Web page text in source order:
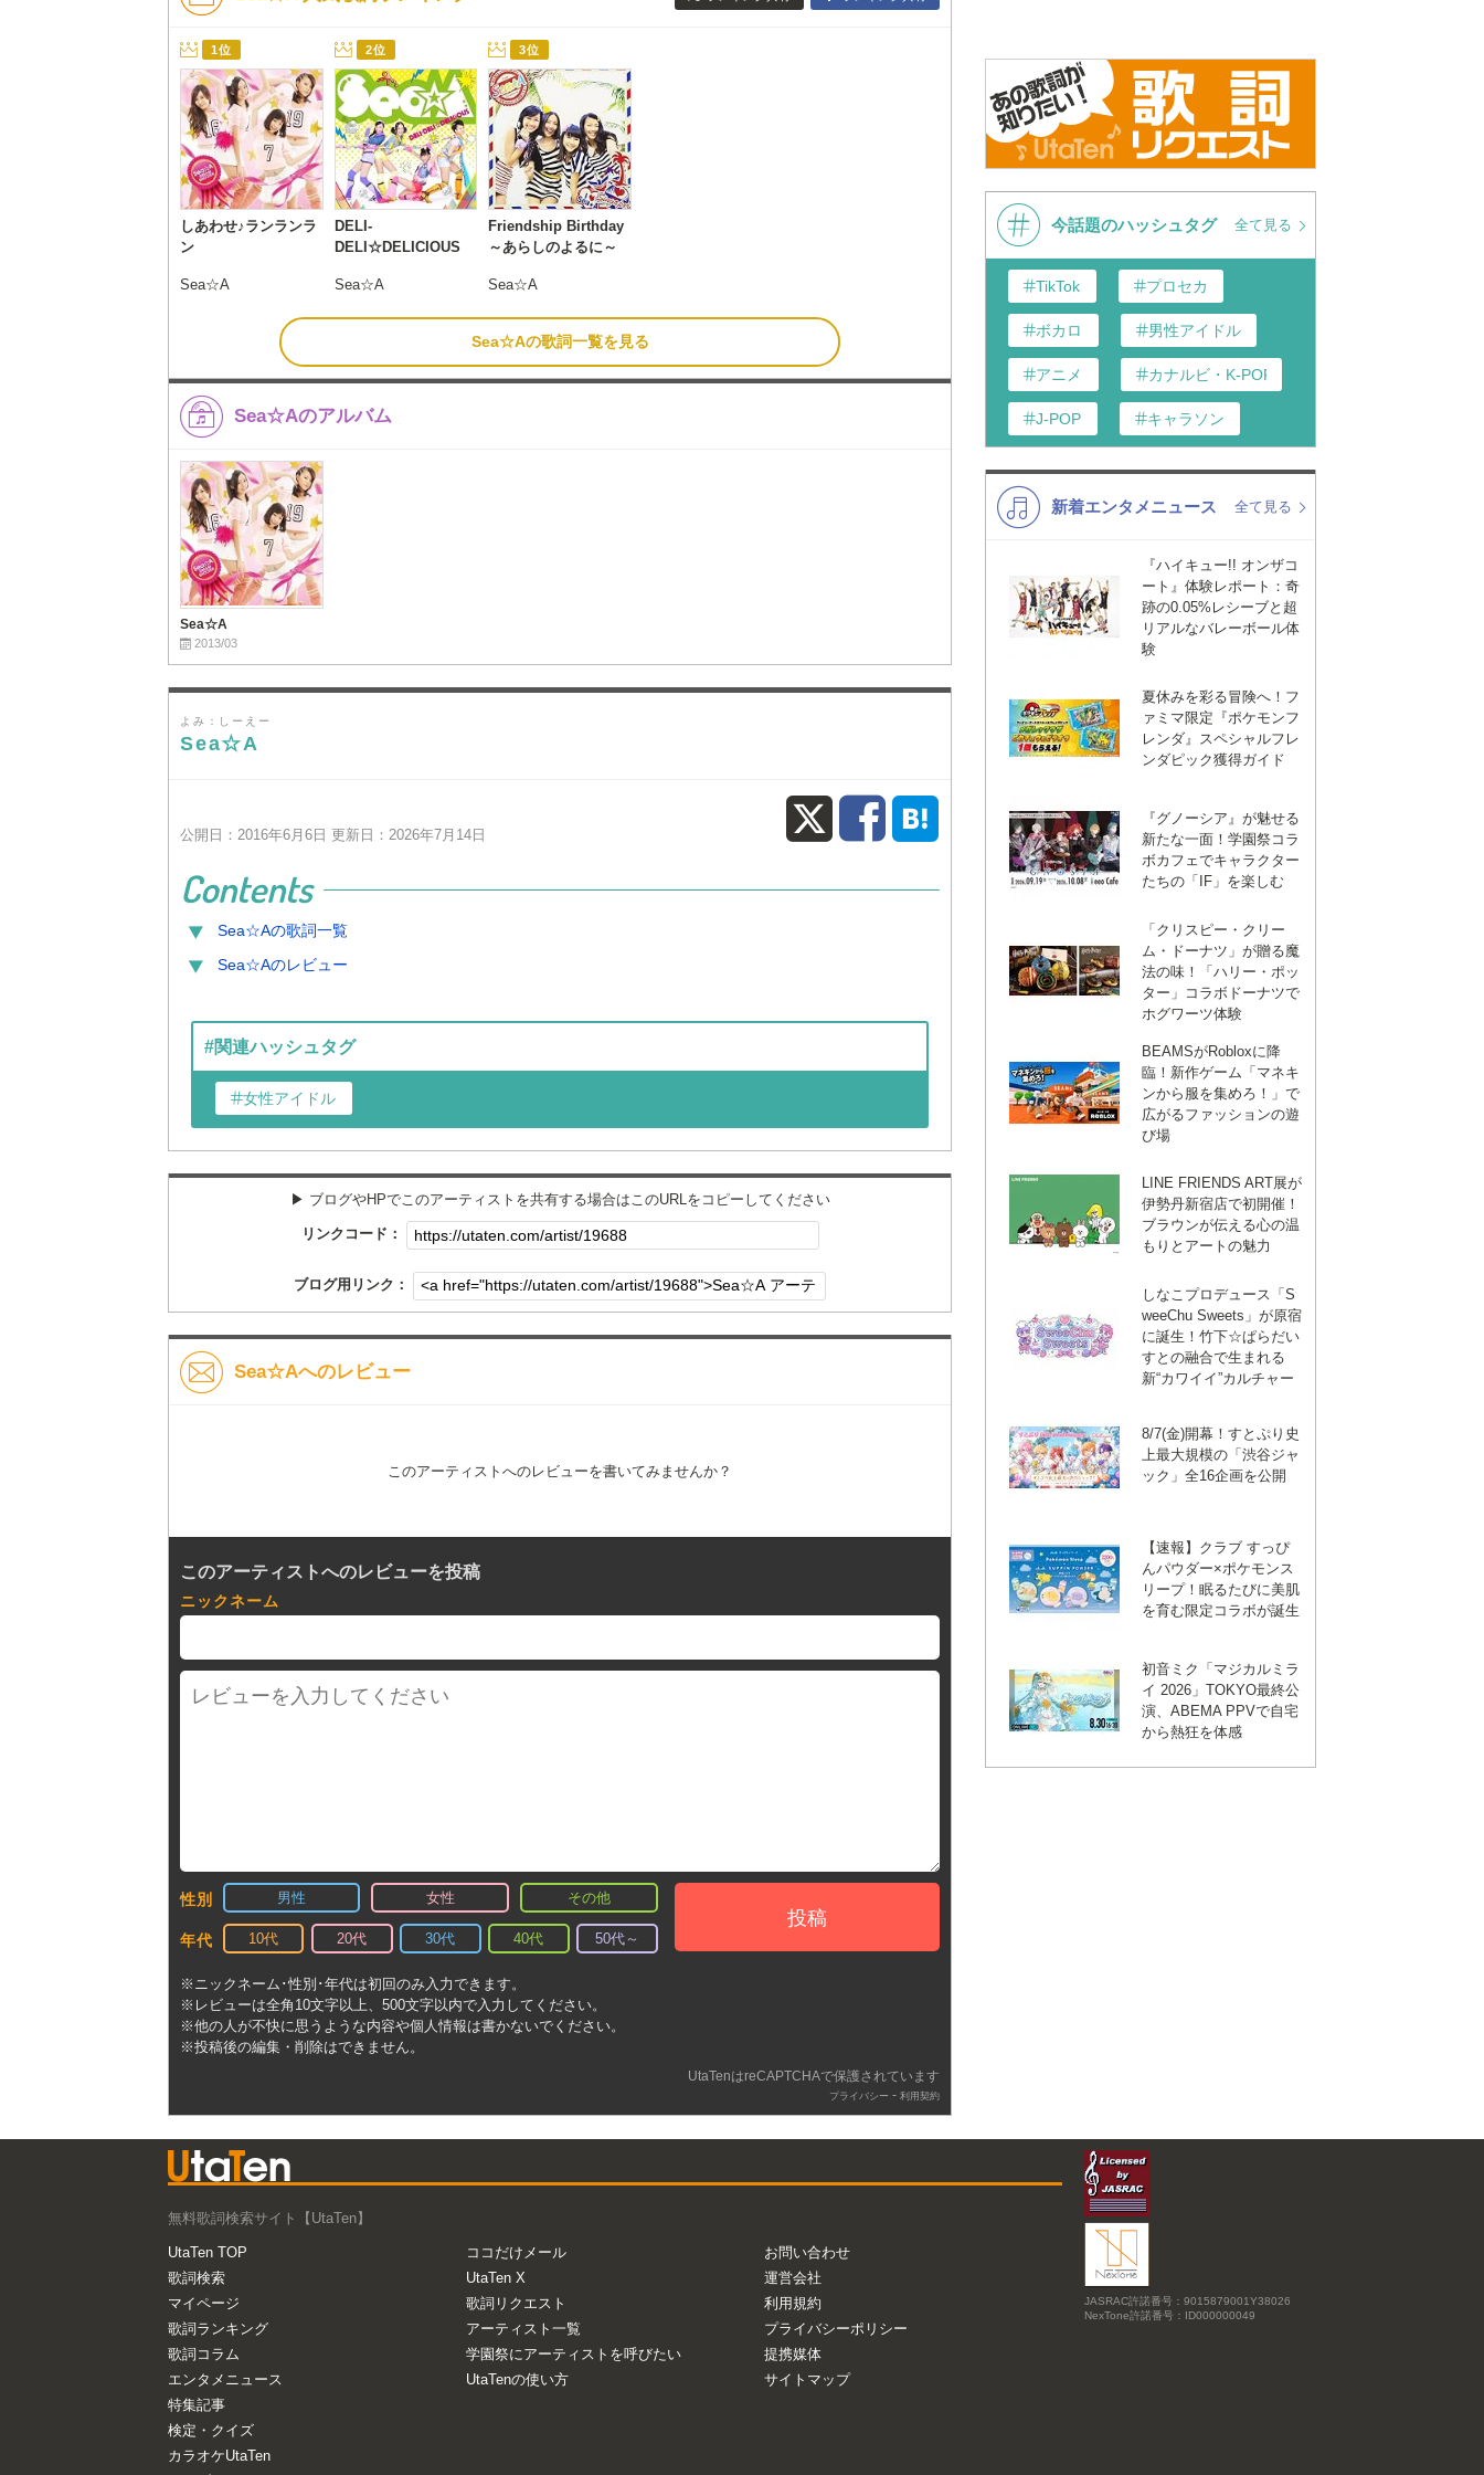
1位
しあわせ♪ランランラ
ン
Sea☆A
2位
DELI-
DELI☆DELICIOUS
Sea☆A
3位
Friendship Birthday
～あらしのよるに～
Sea☆A
Sea☆Aの歌詞一覧を見る
Sea☆Aのアルバム
Sea☆A
2013/03
よみ：しーえー
Sea☆A
公開日：2016年6月6日 更新日：2026年7月14日 X Facebook
Contents
Sea☆Aの歌詞一覧
Sea☆Aのレビュー
#関連ハッシュタグ
女性アイドル
▶︎ ブログやHPでこのアーティストを共有する場合はこのURLをコピーしてください
リンクコード：
ブログ用リンク：
Sea☆Aへのレビュー
このアーティストへのレビューを書いてみませんか？
このアーティストへのレビューを投稿
ニックネーム
性別 男性 女性 その他
年代 10代 20代 30代 40代 50代～
投稿
※ニックネーム･性別･年代は初回のみ入力できます。
※レビューは全角10文字以上、500文字以内で入力してください。
※他の人が不快に思うような内容や個人情報は書かないでください。
※投稿後の編集・削除はできません。
UtaTenはreCAPTCHAで保護されています
プライバシー - 利用契約
今話題のハッシュタグ 全て見る
TikTok プロセカ
ボカロ 男性アイドル
アニメ カナルビ・K-POP和訳
J-POP キャラソン
K-POP バンド
VTuber ディズニー
新着エンタメニュース 全て見る
『ハイキュー!! オンザコ
ート』体験レポート：奇
跡の0.05%レシーブと超
リアルなバレーボール体
験
夏休みを彩る冒険へ！フ
ァミマ限定『ポケモンフ
レンダ』スペシャルフレ
ンダピック獲得ガイド
『グノーシア』が魅せる
新たな一面！学園祭コラ
ボカフェでキャラクター
たちの「IF」を楽しむ
「クリスピー・クリー
ム・ドーナツ」が贈る魔
法の味！「ハリー・ポッ
ター」コラボドーナツで
ホグワーツ体験
BEAMSがRobloxに降
臨！新作ゲーム「マネキ
ンから服を集めろ！」で
広がるファッションの遊
び場
LINE FRIENDS ART展が
伊勢丹新宿店で初開催！
ブラウンが伝える心の温
もりとアートの魅力
しなこプロデュース「S
weeChu Sweets」が原宿
に誕生！竹下☆ぱらだい
すとの融合で生まれる
新“カワイイ”カルチャー
8/7(金)開幕！すとぷり史
上最大規模の「渋谷ジャ
ック」全16企画を公開
【速報】クラブ すっぴ
んパウダー×ポケモンス
リープ！眠るたびに美肌
を育む限定コラボが誕生
初音ミク「マジカルミラ
イ 2026」TOKYO最終公
演、ABEMA PPVで自宅
から熱狂を体感
無料歌詞検索サイト【UtaTen】
UtaTen TOP
歌詞検索
マイページ
歌詞ランキング
歌詞コラム
エンタメニュース
特集記事
検定・クイズ
カラオケUtaTen
ココだけメール
UtaTen X
歌詞リクエスト
アーティスト一覧
学園祭にアーティストを呼びたい
UtaTenの使い方
お問い合わせ
運営会社
利用規約
プライバシーポリシー
提携媒体
サイトマップ
JASRAC許諾番号：9015879001Y38026
NexTone許諾番号：ID000000049